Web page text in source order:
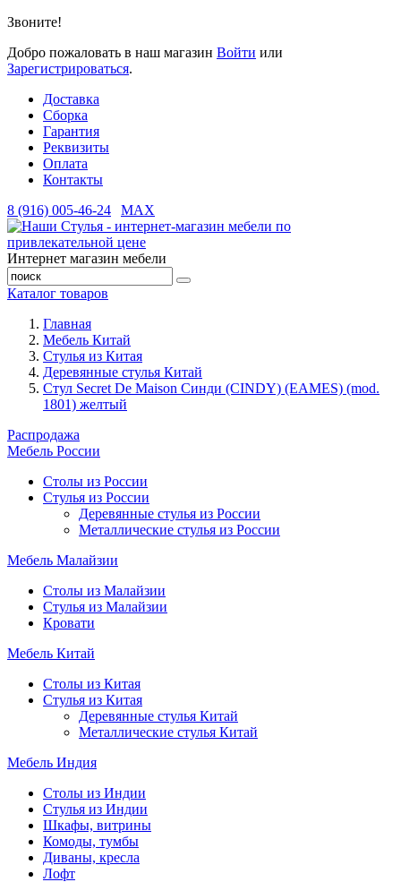
Звоните!
Добро пожаловать в наш магазин Войти или
Зарегистрироваться.
Доставка
Сборка
Гарантия
Реквизиты
Оплата
Контакты
8 (916) 005-46-24
MAX
Интернет магазин мебели
Каталог товаров
Главная
Мебель Китай
Стулья из Китая
Деревянные стулья Китай
Стул Secret De Maison Синди (CINDY) (EAMES) (mod.
1801) желтый
Распродажа
Мебель России
Столы из России
Стулья из России
Деревянные стулья из России
Металлические стулья из России
Мебель Малайзии
Столы из Малайзии
Стулья из Малайзии
Кровати
Мебель Китай
Столы из Китая
Стулья из Китая
Деревянные стулья Китай
Металлические стулья Китай
Мебель Индия
Столы из Индии
Стулья из Индии
Шкафы, витрины
Комоды, тумбы
Диваны, кресла
Лофт